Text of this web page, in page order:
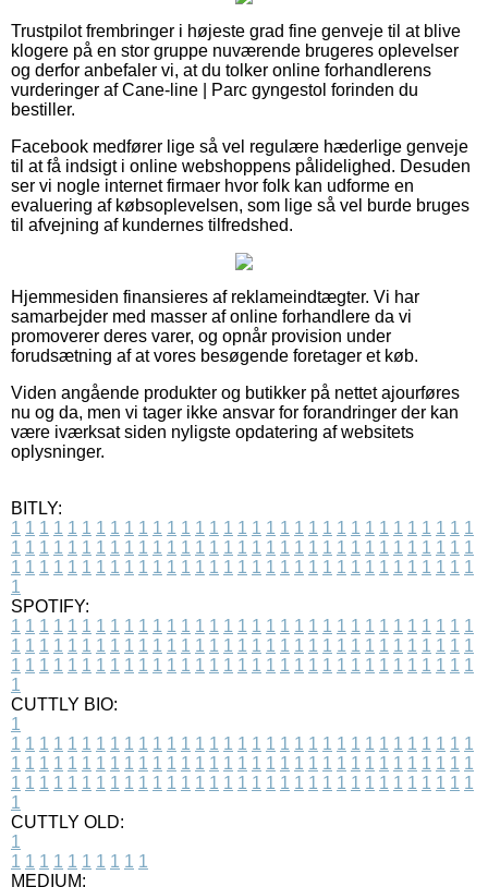
Trustpilot frembringer i højeste grad fine genveje til at blive
klogere på en stor gruppe nuværende brugeres oplevelser
og derfor anbefaler vi, at du tolker online forhandlerens
vurderinger af Cane-line | Parc gyngestol forinden du
bestiller.
Facebook medfører lige så vel regulære hæderlige genveje
til at få indsigt i online webshoppens pålidelighed. Desuden
ser vi nogle internet firmaer hvor folk kan udforme en
evaluering af købsoplevelsen, som lige så vel burde bruges
til afvejning af kundernes tilfredshed.
Hjemmesiden finansieres af reklameindtægter. Vi har
samarbejder med masser af online forhandlere da vi
promoverer deres varer, og opnår provision under
forudsætning af at vores besøgende foretager et køb.
Viden angående produkter og butikker på nettet ajourføres
nu og da, men vi tager ikke ansvar for forandringer der kan
være iværksat siden nyligste opdatering af websitets
oplysninger.
BITLY:
1 1 1 1 1 1 1 1 1 1 1 1 1 1 1 1 1 1 1 1 1 1 1 1 1 1 1 1 1 1 1 1 1
1 1 1 1 1 1 1 1 1 1 1 1 1 1 1 1 1 1 1 1 1 1 1 1 1 1 1 1 1 1 1 1 1
1 1 1 1 1 1 1 1 1 1 1 1 1 1 1 1 1 1 1 1 1 1 1 1 1 1 1 1 1 1 1 1 1
1
SPOTIFY:
1 1 1 1 1 1 1 1 1 1 1 1 1 1 1 1 1 1 1 1 1 1 1 1 1 1 1 1 1 1 1 1 1
1 1 1 1 1 1 1 1 1 1 1 1 1 1 1 1 1 1 1 1 1 1 1 1 1 1 1 1 1 1 1 1 1
1 1 1 1 1 1 1 1 1 1 1 1 1 1 1 1 1 1 1 1 1 1 1 1 1 1 1 1 1 1 1 1 1
1
CUTTLY BIO:
1
1 1 1 1 1 1 1 1 1 1 1 1 1 1 1 1 1 1 1 1 1 1 1 1 1 1 1 1 1 1 1 1 1
1 1 1 1 1 1 1 1 1 1 1 1 1 1 1 1 1 1 1 1 1 1 1 1 1 1 1 1 1 1 1 1 1
1 1 1 1 1 1 1 1 1 1 1 1 1 1 1 1 1 1 1 1 1 1 1 1 1 1 1 1 1 1 1 1 1
1
CUTTLY OLD:
1
1 1 1 1 1 1 1 1 1 1
MEDIUM: